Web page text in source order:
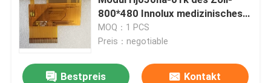
TFT-Farbe-LCD-Anzeige
TFT LCD-Anzeigen-Modul
800*480 Innolux medizinisches
LCD
MOQ：1 PCS
Preis：negotiable
Bestpreis Kontakt